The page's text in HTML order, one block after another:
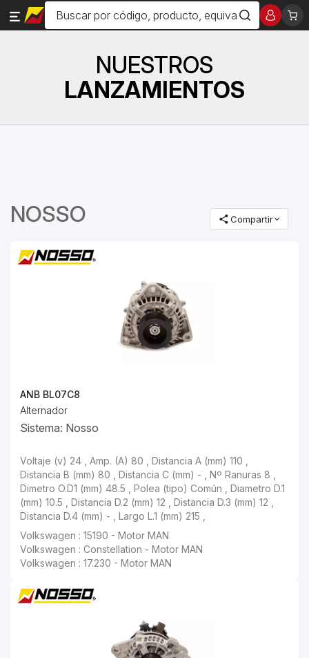
NUESTROS
LANZAMIENTOS
NOSSO Compartir
ANB BL07C8
Alternador
Sistema: Nosso
Voltaje (v) 24 , Amp. (A) 80 , Distancia A (mm) 110 ,
Distancia B (mm) 80 , Distancia C (mm) - , Nº Ranuras 8 ,
Dimetro O.D1 (mm) 48.5 , Polea (tipo) Común , Diametro D.1
(mm) 10.5 , Distancia D.2 (mm) 12 , Distancia D.3 (mm) 12 ,
Distancia D.4 (mm) - , Largo L.1 (mm) 215 ,
Volkswagen : 15190 - Motor MAN
Volkswagen : Constellation - Motor MAN
Volkswagen : 17.230 - Motor MAN